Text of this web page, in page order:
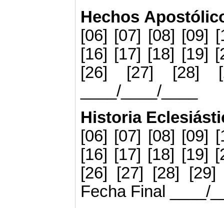
Hechos
[06] [07] [08] [09]
[16] [17] [18] [19]
[26] [27] [28]
____/____/____
Historia
[06] [07] [08] [09]
[16] [17] [18] [19]
[26] [27] [28]
Fecha Final ____/